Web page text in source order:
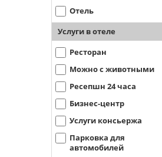
Отель
Услуги в отеле
Ресторан
Можно с животными
Ресепшн 24 часа
Бизнес-центр
Услуги консьержа
Парковка для
автомобилей